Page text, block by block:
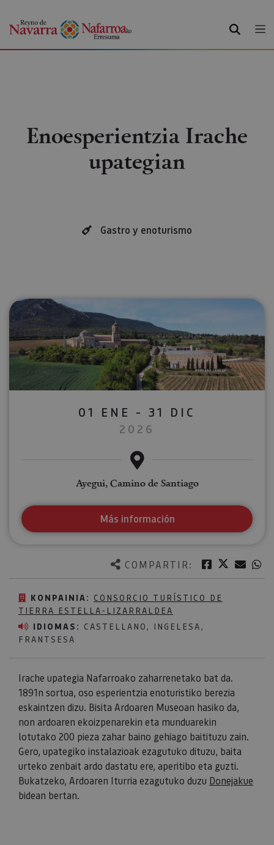
BILATU
Enoesperientzia Irache
upategian
Gastro y enoturismo
COMPARTIR: Facebook
Twitter
KONPAINIA: CONSORCIO TURÍSTICO DE
TIERRA ESTELLA-LIZARRALDEA
IDIOMAS: CASTELLANO, INGELESA,
FRANTSESA
Irache upategia Nafarroako zaharrenetako bat da.
1891n sortua, oso esperientzia enoturistiko berezia
eskaintzen dizu. Bisita Ardoaren Museoan hasiko da,
non ardoaren ekoizpenarekin eta munduarekin
lotutako 200 pieza zahar baino gehiago baitituzu zain.
Gero, upategiko instalazioak ezagutuko dituzu, baita
urteko zenbait ardo dastatu ere, aperitibo eta guzti.
Bukatzeko, Ardoaren Iturria ezagutuko duzu Donejakue
bidean bertan.
01 ENE - 31 DIC
2026
Ayegui, Camino de Santiago
Más información